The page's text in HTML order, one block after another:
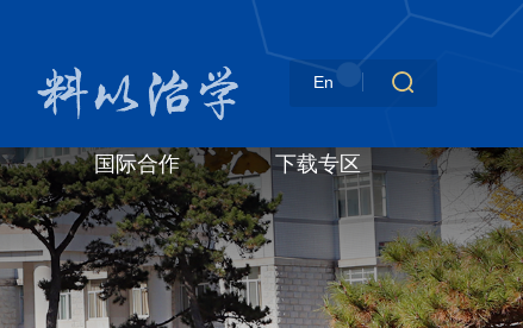
En
国际合作 下载专区